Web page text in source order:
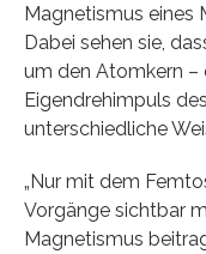
Magnetismus eines
Dabei sehen sie,
um den Atomkern
Eigendrehimpuls
unterschiedliche
„Nur mit dem
Vorgänge sichtbar
Magnetismus